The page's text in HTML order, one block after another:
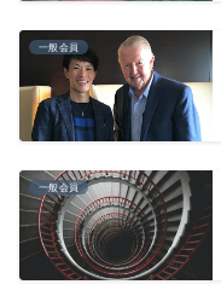
一般会員
一般会員